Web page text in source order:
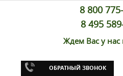
8 800
8 495
Ждем Вас у нас
ОБРАТНЫЙ ЗВОНОК